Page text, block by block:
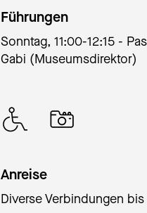
Führungen
Sonntag, 11:00-12:15 -
Gabi (Museumsdirektor)
Anreise
Diverse Verbindungen